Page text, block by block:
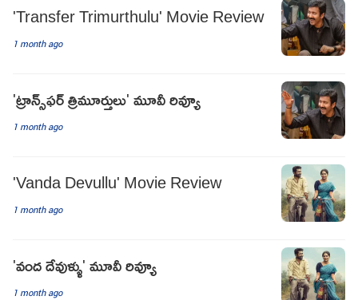
'Transfer Trimurthulu' Movie Review
1 month ago
'ట్రాన్స్‌ఫర్‌ త్రిమూర్తులు' మూవీ రివ్యూ
1 month ago
'Vanda Devullu' Movie Review
1 month ago
'వంద దేవుళ్ళు' మూవీ రివ్యూ
1 month ago